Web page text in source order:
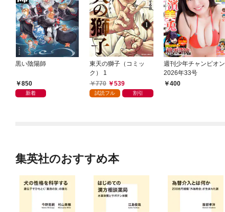
黒い陰陽師
850
新着
東天の獅子（コミッ
ク） 1
770
539
試読フル 割引
週刊少年チャンピオン
2026年33号
400
集英社のおすすめ本